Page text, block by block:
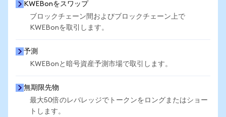
KWEBonをスワップ
ブロックチェーン間およびブロックチェーン上で
KWEBonを取引します。
予測
KWEBonと暗号資産予測市場で取引します。
無期限先物
最大50倍のレバレッジでトークンをロングまたはショー
トします。